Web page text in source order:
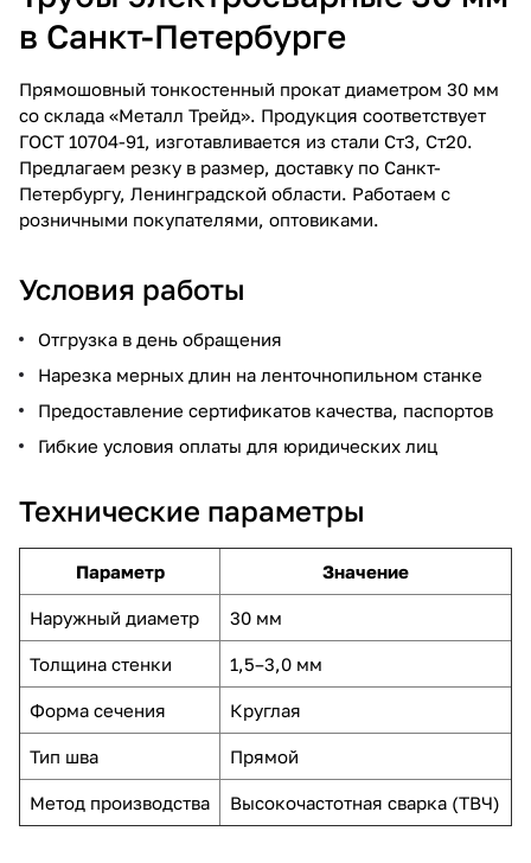
в Санкт-Петербурге
Прямошовный тонкостенный прокат диаметром 30 мм
со склада «Металл Трейд». Продукция соответствует
ГОСТ 10704-91, изготавливается из стали Ст3, Ст20.
Предлагаем резку в размер, доставку по Санкт-
Петербургу, Ленинградской области. Работаем с
розничными покупателями, оптовиками.
Условия работы
Отгрузка в день обращения
Нарезка мерных длин на ленточнопильном станке
Предоставление сертификатов качества, паспортов
Гибкие условия оплаты для юридических лиц
Технические параметры
Параметр Значение
Наружный диаметр 30 мм
Толщина стенки 1,5–3,0 мм
Форма сечения Круглая
Тип шва Прямой
Метод производства Высокочастотная сварка (ТВЧ)